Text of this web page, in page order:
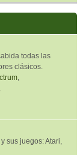
todas las
clásicos.
,
,
sus juegos: Atari,